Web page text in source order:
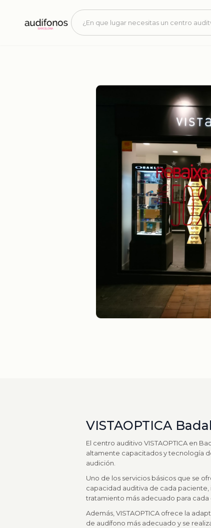
VISTAOPTICA
El centro auditivo VISTAOPTICA en
altamente capacitados y tecnología
audición.
Uno de los servicios básicos que se
capacidad auditiva de cada
tratamiento más adecuado para cada
Además, VISTAOPTICA ofrece la
de audífono más adecuado y se